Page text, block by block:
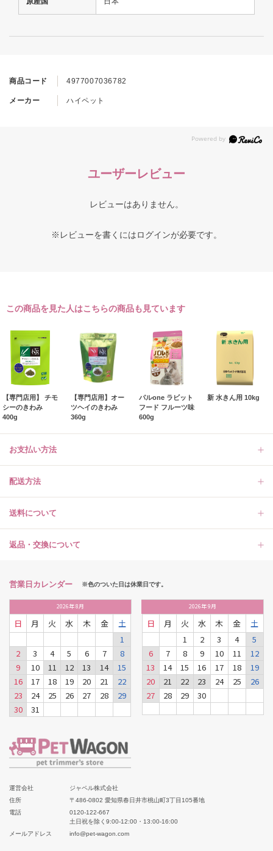
商品コード 4977007036782
メーカー ハイペット
ユーザーレビュー
レビューはありません。
※レビューを書くにはログインが必要です。
この商品を見た人はこちらの商品も見ています
【専門店用】 チモ
シーのきわみ
400g
【専門店用】オー
ツヘイのきわみ
360g
パルone ラビット
フード フルーツ味
600g
新 水きん用 10kg
お支払い方法
配送方法
送料について
返品・交換について
営業日カレンダー ※色のついた日は休業日です。
2026年8月
日 月 火 水 木 金
土
1
2
3 4 5 6 7
8
9
10 11 12 13 14
15
16
17 18 19 20 21
22
23
24 25 26 27 28
29
30
31
2026年9月
日 月 火 水 木 金
土
1
2 3 4
5
6
7 8 9 10 11
12
13
14 15 16 17 18
19
20
21 22 23 24 25
26
27
28 29 30
運営会社
ジャペル株式会社
住所
〒486-0802 愛知県春日井市桃山町3丁目105番地
電話
0120-122-667
土日祝を除く9:00-12:00・13:00-16:00
メールアドレス
info@pet-wagon.com